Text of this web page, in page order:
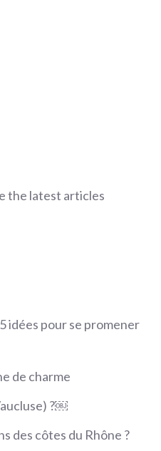
the latest articles
idées pour se promener
de charme
?￼
des côtes du Rhône ?